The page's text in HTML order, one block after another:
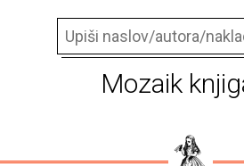
Mozaik